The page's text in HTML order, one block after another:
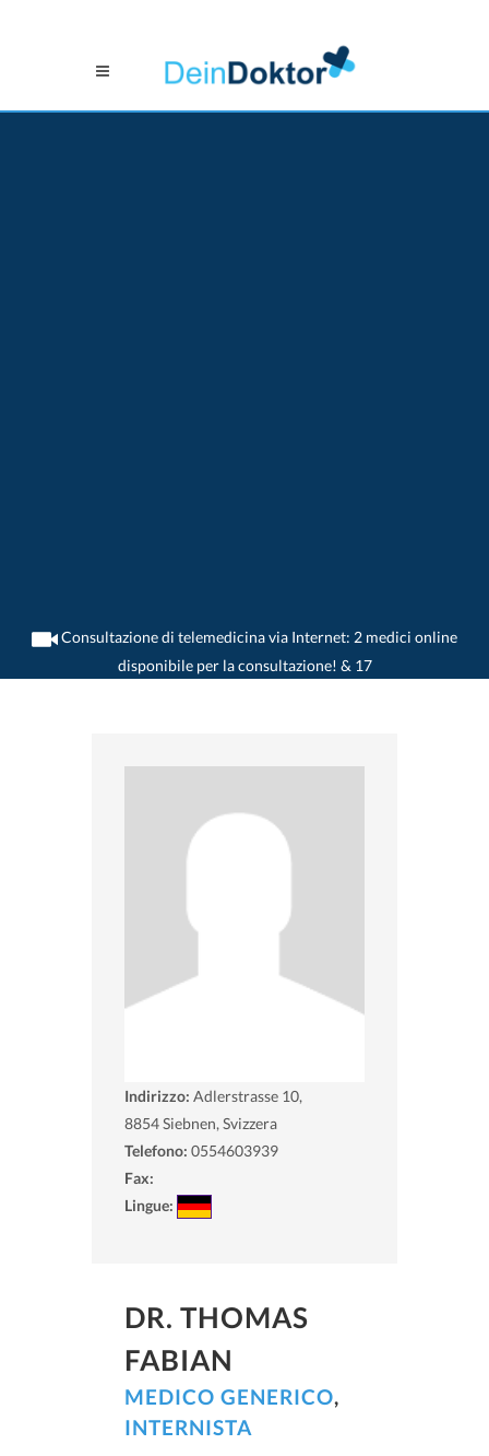
Consultazione di telemedicina via Internet: 2 medici online
disponibile per la consultazione! & 17
>Medico generico>Siebnen>Dr. Thomas Fabian>Appuntamento con Dr.
Indirizzo: Adlerstrasse 10,
8854Siebnen, Svizzera
Telefono: 0554603939
Fax:
Lingue:
DR. THOMAS
FABIAN
MEDICO GENERICO,
INTERNISTA